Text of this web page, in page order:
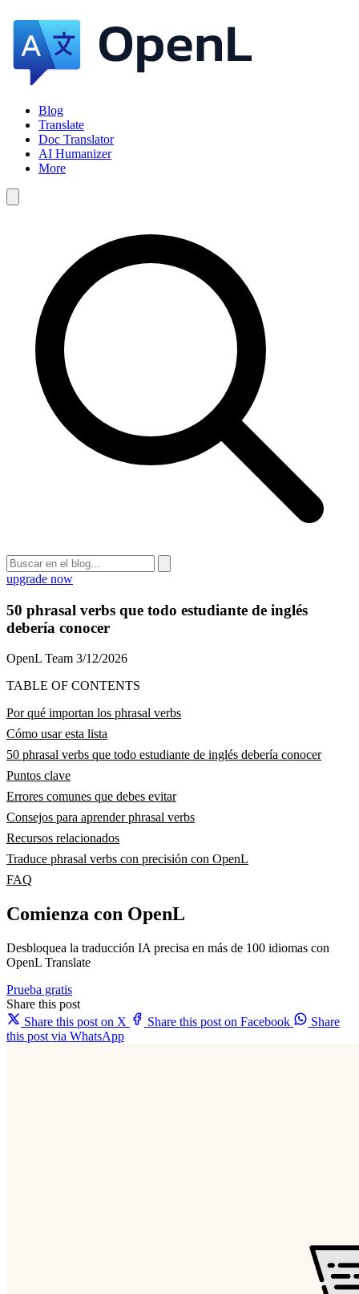
Blog
Translate
Doc Translator
AI Humanizer
More
upgrade now
50 phrasal verbs que todo estudiante de inglés
debería conocer
OpenL Team 3/12/2026
TABLE OF CONTENTS
Por qué importan los phrasal verbs
Cómo usar esta lista
50 phrasal verbs que todo estudiante de inglés debería conocer
Puntos clave
Errores comunes que debes evitar
Consejos para aprender phrasal verbs
Recursos relacionados
Traduce phrasal verbs con precisión con OpenL
FAQ
Comienza con OpenL
Desbloquea la traducción IA precisa en más de 100 idiomas con
OpenL Translate
Prueba gratis
Share this post
Share this post on X
Share this post on Facebook
Share
this post via WhatsApp